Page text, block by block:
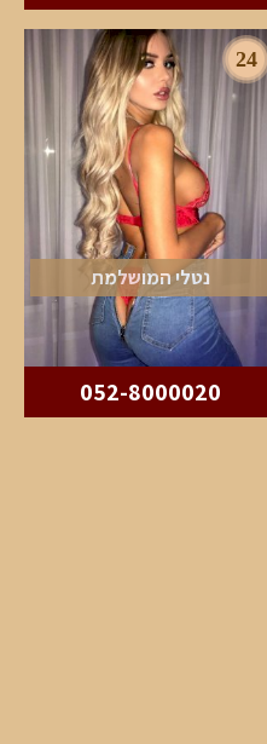
24
נטלי המושלמת
052-8000020